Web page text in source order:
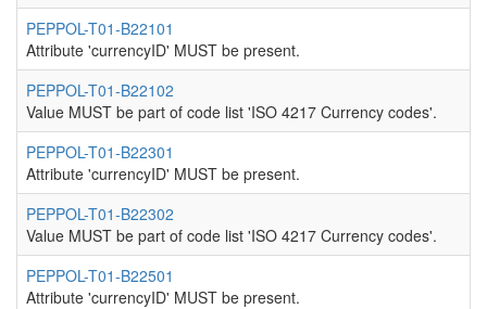
PEPPOL-T01-B22101
Attribute 'currencyID' MUST be present.
PEPPOL-T01-B22102
Value MUST be part of code list 'ISO 4217 Currency codes'.
PEPPOL-T01-B22301
Attribute 'currencyID' MUST be present.
PEPPOL-T01-B22302
Value MUST be part of code list 'ISO 4217 Currency codes'.
PEPPOL-T01-B22501
Attribute 'currencyID' MUST be present.